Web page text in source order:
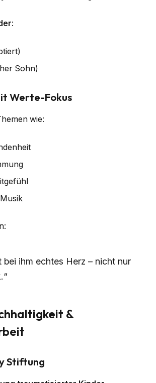
:
Sohn)
Werte-Fokus
wie:
bei ihm echtes Herz – nicht nur
&
Stiftung